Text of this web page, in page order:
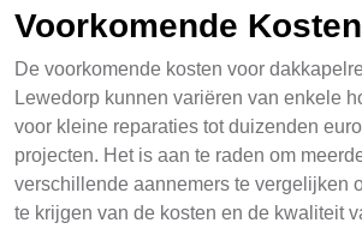
Voorkomende Kosten
De voorkomende kosten voor
Lewedorp kunnen variëren van enkele
voor kleine reparaties tot duizenden
projecten. Het is aan te raden om
verschillende aannemers te vergelijken
te krijgen van de kosten en de kwaliteit